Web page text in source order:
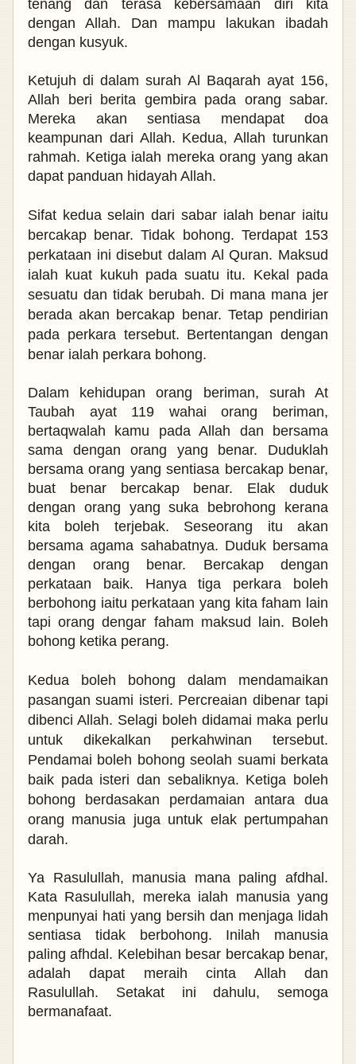
tenang dan terasa kebersamaan diri kita
dengan Allah. Dan mampu lakukan ibadah
dengan kusyuk.
Ketujuh di dalam surah Al Baqarah ayat 156,
Allah beri berita gembira pada orang sabar.
Mereka akan sentiasa mendapat doa
keampunan dari Allah. Kedua, Allah turunkan
rahmah. Ketiga ialah mereka orang yang akan
dapat panduan hidayah Allah.
Sifat kedua selain dari sabar ialah benar iaitu
bercakap benar. Tidak bohong. Terdapat 153
perkataan ini disebut dalam Al Quran. Maksud
ialah kuat kukuh pada suatu itu. Kekal pada
sesuatu dan tidak berubah. Di mana mana jer
berada akan bercakap benar. Tetap pendirian
pada perkara tersebut. Bertentangan dengan
benar ialah perkara bohong.
Dalam kehidupan orang beriman, surah At
Taubah ayat 119 wahai orang beriman,
bertaqwalah kamu pada Allah dan bersama
sama dengan orang yang benar. Duduklah
bersama orang yang sentiasa bercakap benar,
buat benar bercakap benar. Elak duduk
dengan orang yang suka bebrohong kerana
kita boleh terjebak. Seseorang itu akan
bersama agama sahabatnya. Duduk bersama
dengan orang benar. Bercakap dengan
perkataan baik. Hanya tiga perkara boleh
berbohong iaitu perkataan yang kita faham lain
tapi orang dengar faham maksud lain. Boleh
bohong ketika perang.
Kedua boleh bohong dalam mendamaikan
pasangan suami isteri. Percreaian dibenar tapi
dibenci Allah. Selagi boleh didamai maka perlu
untuk dikekalkan perkahwinan tersebut.
Pendamai boleh bohong seolah suami berkata
baik pada isteri dan sebaliknya. Ketiga boleh
bohong berdasakan perdamaian antara dua
orang manusia juga untuk elak pertumpahan
darah.
Ya Rasulullah, manusia mana paling afdhal.
Kata Rasulullah, mereka ialah manusia yang
menpunyai hati yang bersih dan menjaga lidah
sentiasa tidak berbohong. Inilah manusia
paling afhdal. Kelebihan besar bercakap benar,
adalah dapat meraih cinta Allah dan
Rasulullah. Setakat ini dahulu, semoga
bermanafaat.